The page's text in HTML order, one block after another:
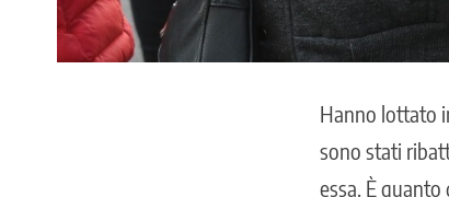
Hanno lottato
sono stati
essa. È